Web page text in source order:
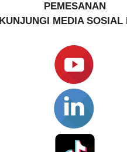
PEMESANAN
KUNJUNGI MEDIA SOSIAL